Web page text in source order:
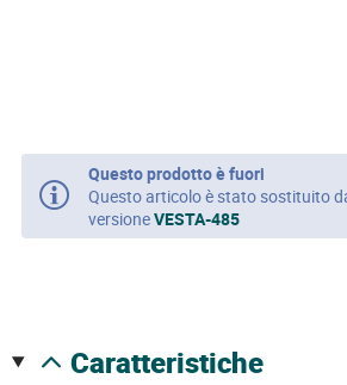
Questo prodotto è fuori
Questo articolo è stato sostituito
versioneVESTA-485
caratteristiche